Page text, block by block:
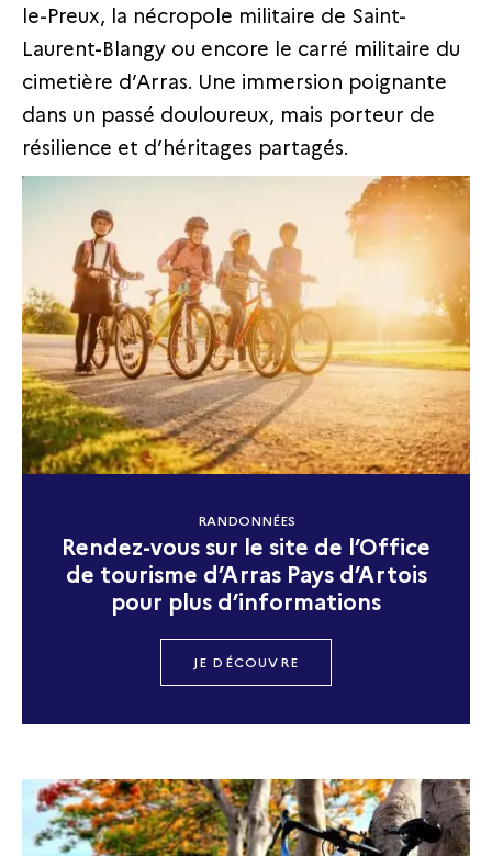
le-Preux, la nécropole militaire de Saint-
Laurent-Blangy ou encore le carré militaire du
cimetière d’Arras. Une immersion poignante
dans un passé douloureux, mais porteur de
résilience et d’héritages partagés.
RANDONNÉES
Rendez-vous sur le site de l’Office
de tourisme d’Arras Pays d’Artois
pour plus d’informations
JE DÉCOUVRE